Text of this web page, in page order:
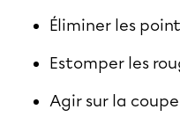
Éliminer les
Estomper les
Agir sur la